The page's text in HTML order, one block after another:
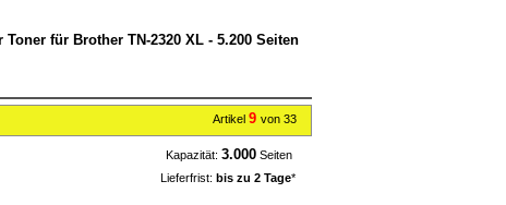
für Brother TN-2320 XL - 5.200 Seiten
Artikel 9 von 33
Kapazität: 3.000 Seiten
Lieferfrist: bis zu 2 Tage*